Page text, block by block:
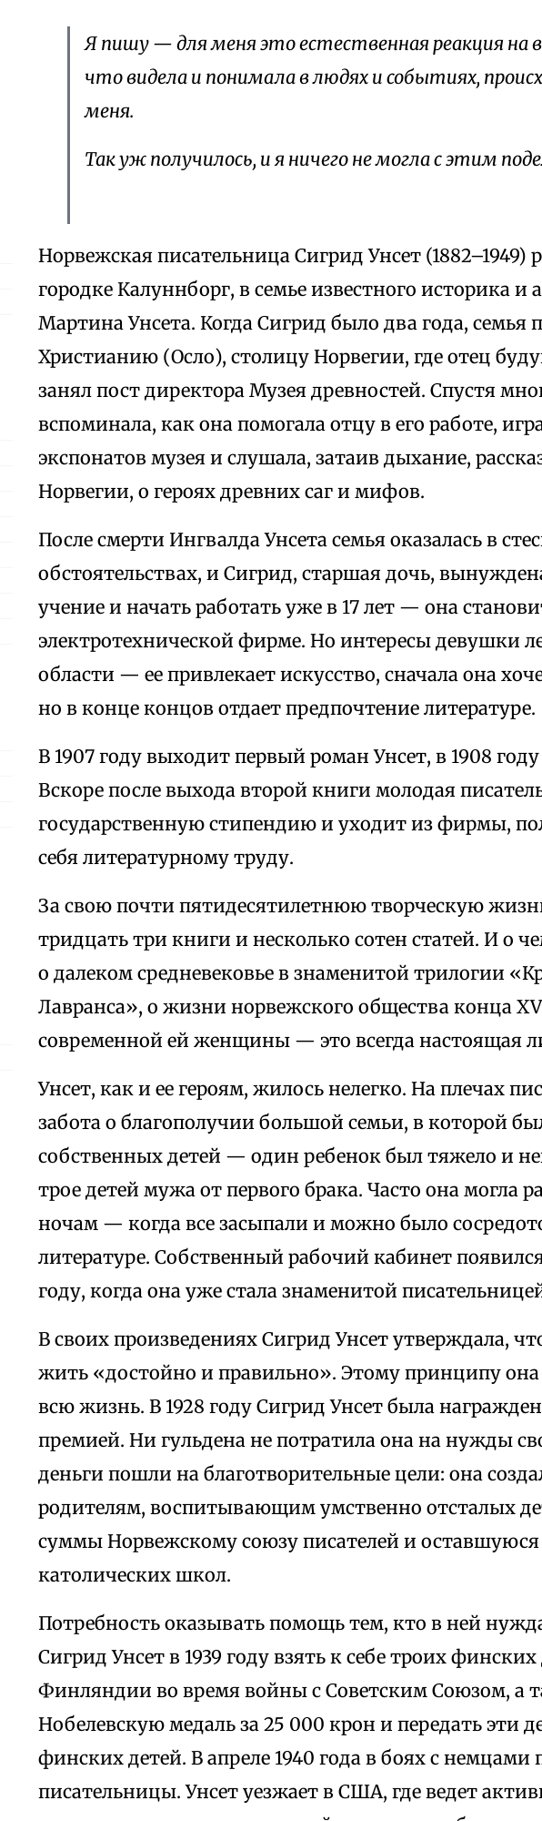
Я пишу — для меня это естественная реакция на
что видела и понимала в людях и событиях,
меня.
Так уж получилось, и я ничего не могла с этим
Норвежская писательница Сигрид Унсет (1882–1949)
городке Калуннборг, в семье известного историка и
Мартина Унсета. Когда Сигрид было два года, семья
Христианию (Осло), столицу Норвегии, где отец
занял пост директора Музея древностей. Спустя
вспоминала, как она помогала отцу в его работе,
экспонатов музея и слушала, затаив дыхание,
Норвегии, о героях древних саг и мифов.
После смерти Ингвалда Унсета семья оказалась в
обстоятельствах, и Сигрид, старшая дочь,
учение и начать работать уже в 17 лет — она
электротехнической фирме. Но интересы девушки
области — ее привлекает искусство, сначала она
но в конце концов отдает предпочтение литературе.
В 1907 году выходит первый роман Унсет, в 1908
Вскоре после выхода второй книги молодая
государственную стипендию и уходит из фирмы,
себя литературному труду.
За свою почти пятидесятилетнюю творческую
тридцать три книги и несколько сотен статей. И о
о далеком средневековье в знаменитой трилогии
Лавранса», о жизни норвежского общества конца
современной ей женщины — это всегда настоящая
Унсет, как и ее героям, жилось нелегко. На плечах
забота о благополучии большой семьи, в которой
собственных детей — один ребенок был тяжело и
трое детей мужа от первого брака. Часто она могла
ночам — когда все засыпали и можно было
литературе. Собственный рабочий кабинет
году, когда она уже стала знаменитой
В своих произведениях Сигрид Унсет утверждала,
жить «достойно и правильно». Этому принципу она
всю жизнь. В 1928 году Сигрид Унсет была
премией. Ни гульдена не потратила она на нужды
деньги пошли на благотворительные цели: она
родителям, воспитывающим умственно отсталых
суммы Норвежскому союзу писателей и
католических школ.
Потребность оказывать помощь тем, кто в ней
Сигрид Унсет в 1939 году взять к себе троих
Финляндии во время войны с Советским Союзом, а
Нобелевскую медаль за 25 000 крон и передать эти
финских детей. В апреле 1940 года в боях с немцами
писательницы. Унсет уезжает в США, где ведет